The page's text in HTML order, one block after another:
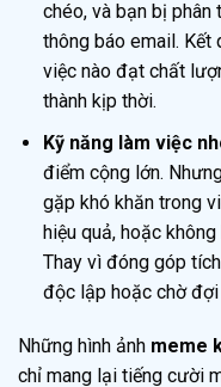
chéo, và bạn bị
thông báo email. Kết
việc nào đạt chất
thành kịp thời.
Kỹ năng làm việc
điểm cộng lớn.
gặp khó khăn trong
hiệu quả, hoặc
Thay vì đóng góp
độc lập hoặc chờ
Những hình ảnh meme
chỉ mang lại tiếng cười